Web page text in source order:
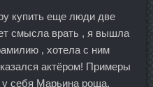
купить еще люди две
смысла врать , я вышла
, хотела с ним
актёром! Примеры
себя Марьина роща.